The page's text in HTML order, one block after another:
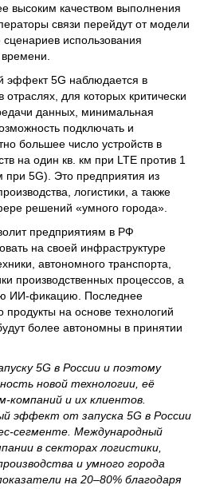
высоким качеством выполнения
связи перейдут от модели
использования
эффект 5G наблюдается в
отраслях, для которых критически
данных, минимальная
подключать и
большее число устройств в
на один кв. км при LTE против 1
при 5G). Это предприятия из
логистики, а также
решений «умного города».
предприятиям в РФ
на своей инфраструктуре
автономного транспорта,
производственных процессов, а
ИИ‑фикацию. Последнее
продукты на основе технологий
более автономны в принятии
5G в России и поэтому
новой технологии, её
и их клиентов.
эффект от запуска 5G в России
Международный
в секторах логистики,
и умного города
на 20–80% благодаря